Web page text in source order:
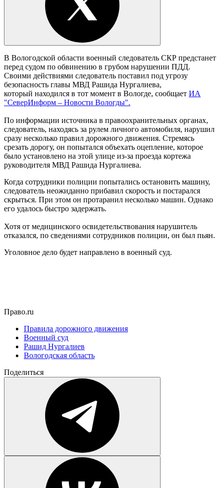
В Вологодской области военный следователь СКР предстанет
перед судом по обвинению в грубом нарушении ПДД.
Своими действиями следователь поставил под угрозу
безопасность главы МВД Рашида Нургалиева,
который находился в тот момент в Вологде, сообщает ИА
"СеверИнформ – Новости Вологды".
По информации источника в правоохранительных органах,
следователь, находясь за рулем личного автомобиля, нарушил
сразу несколько правил дорожного движения. Стремясь
срезать дорогу, он попытался объехать оцепление, которое
было установлено на этой улице из-за проезда кортежа
руководителя МВД Рашида Нургалиева.
Когда сотрудники полиции попытались остановить машину,
следователь неожиданно прибавил скорость и постарался
скрыться. При этом он протаранил несколько машин. Однако
его удалось быстро задержать.
Хотя от медицинского освидетельствования нарушитель
отказался, по сведениями сотрудников полиции, он был пьян.
Уголовное дело будет направлено в военный суд.
Право.ru
Правила дорожного движения
Военный суд
Рашид Нургалиев
Вологодская область
Поделиться